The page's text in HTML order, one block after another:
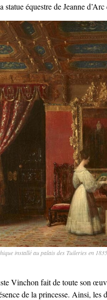
équestre de Jeanne
installé au palais des Tuileries en
Vinchon fait de toute son
de la princesse. Ainsi, les